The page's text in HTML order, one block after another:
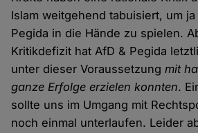
Islam weitgehend tabuisiert, um
Pegida in die Hände zu spielen.
Kritikdefizit hat AfD & Pegida
unter dieser Voraussetzungmit
ganze Erfolge erzielen konnten.
sollte uns im Umgang mit
noch einmal unterlaufen. Leider